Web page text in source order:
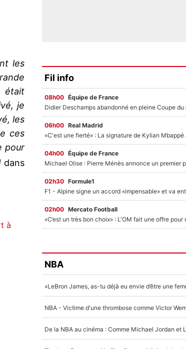
les
était
je
les
ces
pour
dans
à
Fil info
08h00 Équipe de France
06h00 Real Madrid
04h00 Équipe de France
02h30 Formule1
02h00 Mercato Football
NBA